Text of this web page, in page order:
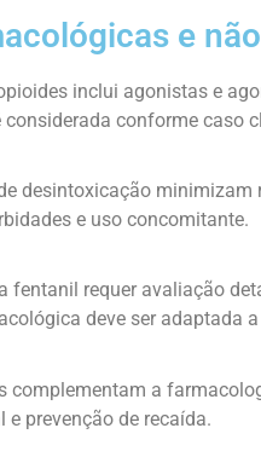
e
inclui agonistas e
conforme caso
desintoxicação
e uso concomitante.
fentanil requer avaliação
deve ser adaptada
complementam a
prevenção de recaída.